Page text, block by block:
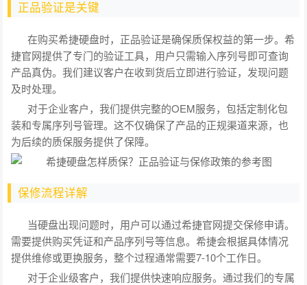
正品验证是关键
在购买希捷硬盘时，正品验证是确保质保权益的第一步。希
捷官网提供了专门的验证工具，用户只需输入序列号即可查询
产品真伪。我们建议客户在收到货后立即进行验证，发现问题
及时处理。
对于企业客户，我们提供完整的OEM服务，包括定制化包
装和专属序列号管理。这不仅确保了产品的正规渠道来源，也
为后续的质保服务提供了保障。
保修流程详解
当硬盘出现问题时，用户可以通过希捷官网提交保修申请。
需要提供购买凭证和产品序列号等信息。希捷会根据具体情况
提供维修或更换服务，整个过程通常需要7-10个工作日。
对于企业级客户，我们提供快速响应服务。通过我们的专属